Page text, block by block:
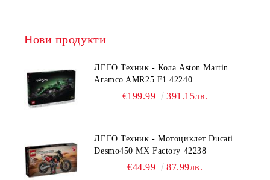
Нови продукти
ЛЕГО Техник - Кола Aston Martin
Aramco AMR25 F1 42240
€199.99 391.15лв.
ЛЕГО Техник - Мотоциклет Ducati
Desmo450 MX Factory 42238
€44.99 87.99лв.